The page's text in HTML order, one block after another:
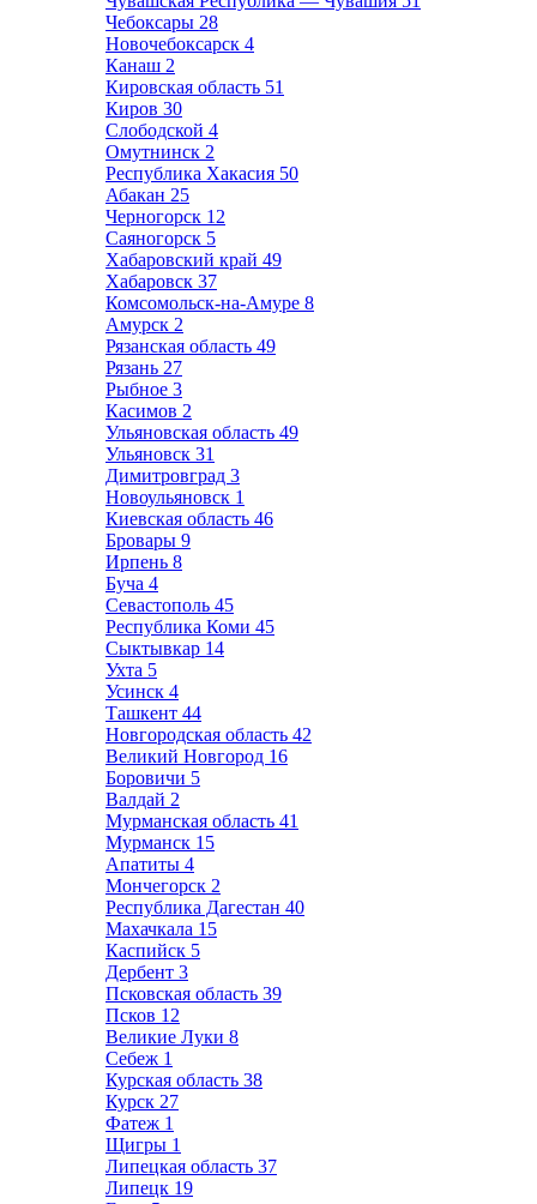
Чебоксары 28
Новочебоксарск 4
Канаш 2
Кировская область 51
Киров 30
Слободской 4
Омутнинск 2
Республика Хакасия 50
Абакан 25
Черногорск 12
Саяногорск 5
Хабаровский край 49
Хабаровск 37
Комсомольск-на-Амуре 8
Амурск 2
Рязанская область 49
Рязань 27
Рыбное 3
Касимов 2
Ульяновская область 49
Ульяновск 31
Димитровград 3
Новоульяновск 1
Киевская область 46
Бровары 9
Ирпень 8
Буча 4
Севастополь 45
Республика Коми 45
Сыктывкар 14
Ухта 5
Усинск 4
Ташкент 44
Новгородская область 42
Великий Новгород 16
Боровичи 5
Валдай 2
Мурманская область 41
Мурманск 15
Апатиты 4
Мончегорск 2
Республика Дагестан 40
Махачкала 15
Каспийск 5
Дербент 3
Псковская область 39
Псков 12
Великие Луки 8
Себеж 1
Курская область 38
Курск 27
Фатеж 1
Щигры 1
Липецкая область 37
Липецк 19